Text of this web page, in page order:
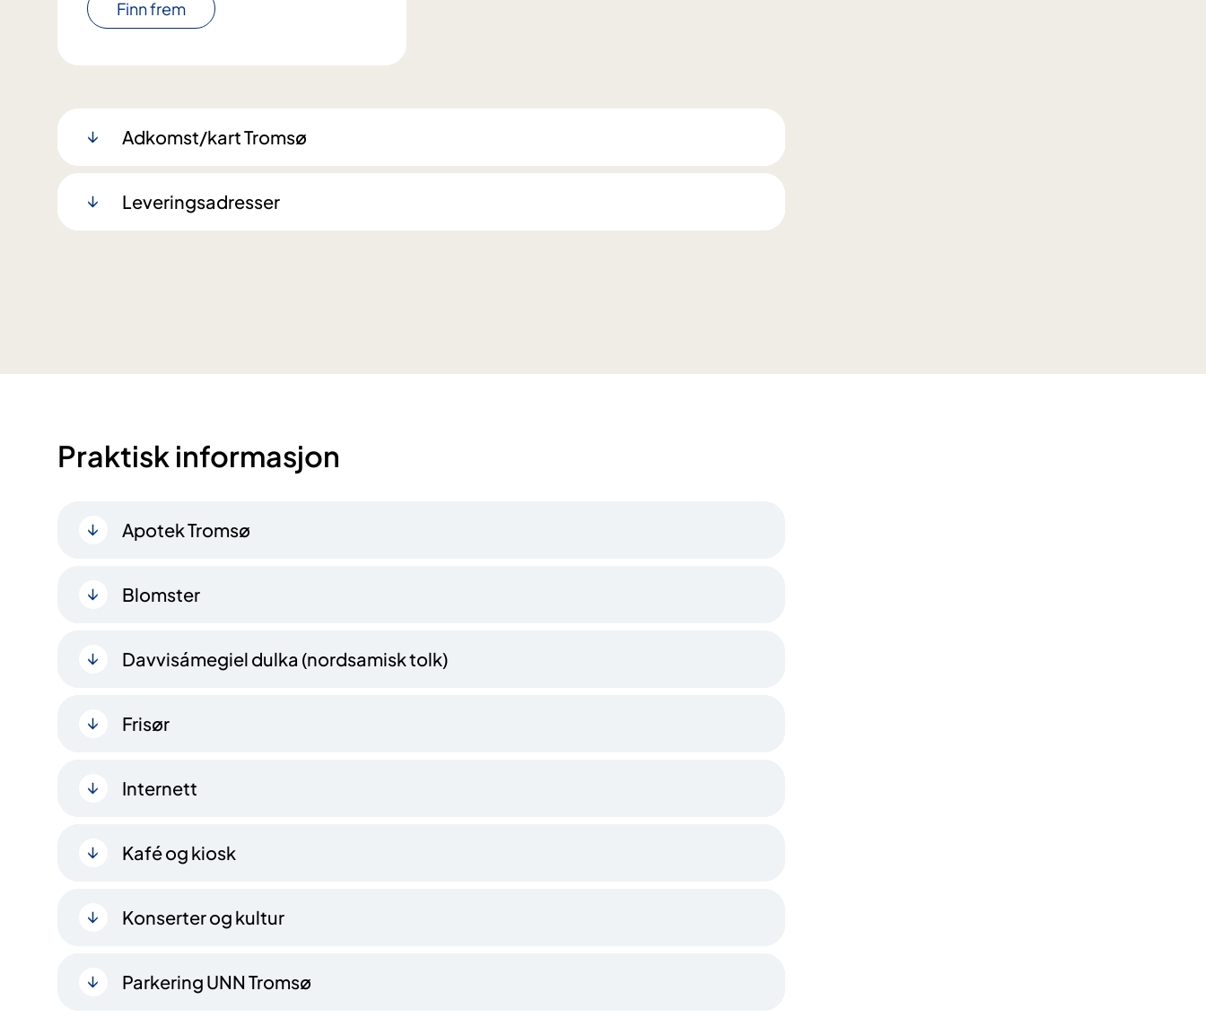
Finn frem
Adkomst/kart Tromsø
Leveringsadresser
Praktisk informasjon
Apotek Tromsø
Blomster
Davvisámegiel dulka (nordsamisk tolk)
Frisør
Internett
Kafé og kiosk
Konserter og kultur
Parkering UNN Tromsø